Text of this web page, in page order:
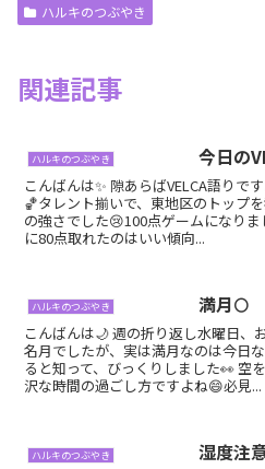
ハルキのつぶやき
関連記事
ハルキのつぶやき 今日の
こんばんは✨ 隙あらばVELCA語りで
🏀タレント揃いで、東地区のトップ
の強さでした😢100点ゲームになり
に80点取れたのはいい傾向...
ハルキのつぶやき 満月🌕
こんばんは🌙 週の折り返し水曜日、
名月でしたが、実は満月なのは今日
ると知って、びっくりしました👀 空
沢な時間の過ごし方ですよね😄必見...
ハルキのつぶやき 湿度注